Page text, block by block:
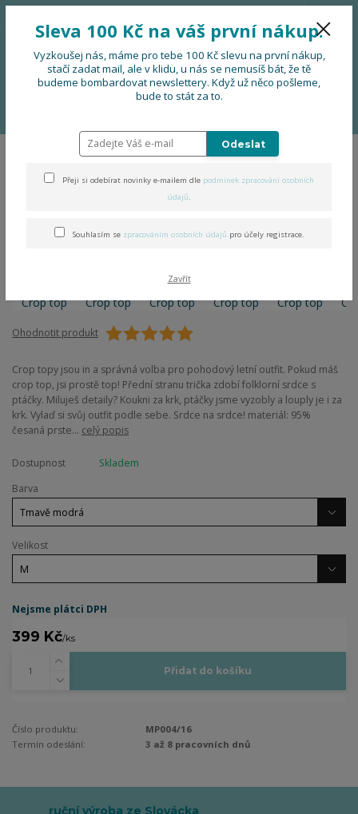
Menu
0 Kč
Folklorní Crop top
Ohodnotit produkt
Crop topy jsou in a správná volba pro pohodový letní outfit. Pokud máš
crop top, jsi prostě top! Přední stranu trička zdobí folklorní srdce s
ptáčky. Miluješ detaily? Koukni za krk, ptáčky jsme vyzobly a louply je i za
krk. Vylaď si svůj outfit podle sebe. Srdce na srdce! materiál: 95%
česaná prste... celý popis
Dostupnost
Skladem
Barva
Velikost
Nejsme plátci DPH
399 Kč/ks
Přidat do košíku
Číslo produktu:
MP004/16
Termín odeslání:
3 až 8 pracovních dnů
ruční výroba ze Slovácka
Sleva 100 Kč na váš první nákup.
Vyzkoušej nás, máme pro tebe 100 Kč slevu na první nákup,
stačí zadat mail, ale v klidu, u nás se nemusíš bát, že tě
budeme bombardovat newslettery. Když už něco pošleme,
bude to stát za to.
Odeslat
Přeji si odebírat novinky e-mailem dle podmínek zpracování osobních
údajů.
Souhlasím se zpracováním osobních údajů pro účely registrace.
Zavřít